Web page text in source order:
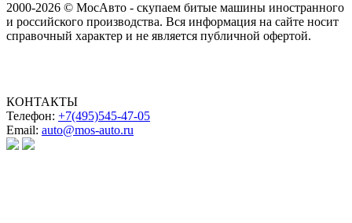
2000-2026 © МосАвто - скупаем битые машины иностранного
и российского производства. Вся информация на сайте носит
справочный характер и не является публичной офертой.
КОНТАКТЫ
Телефон: +7(495)545-47-05
Email: auto@mos-auto.ru